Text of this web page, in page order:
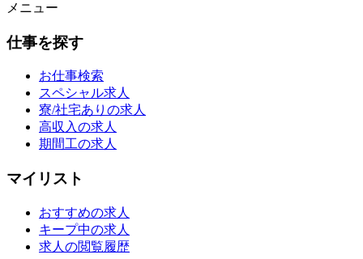
メニュー
仕事を探す
お仕事検索
スペシャル求人
寮/社宅ありの求人
高収入の求人
期間工の求人
マイリスト
おすすめの求人
キープ中の求人
求人の閲覧履歴